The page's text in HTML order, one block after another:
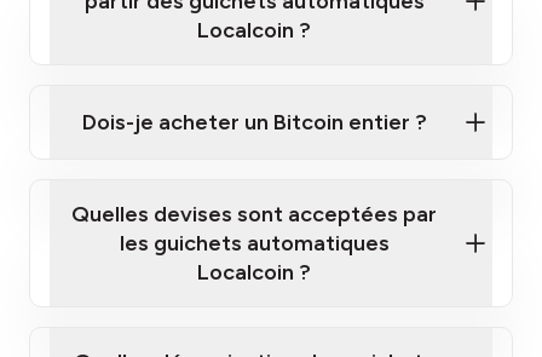
Localcoin ?
automatiques
guichet automatique Localcoin le plus
Dois-je acheter un Bitcoin entier ?
Quelles devises sont acceptées par
les guichets automatiques
Localcoin ?